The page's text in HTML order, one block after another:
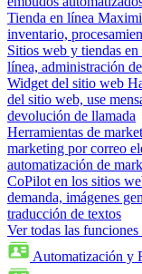
Tienda en línea
inventario,
Sitios web y tiendas
línea, administración
Widget del sitio web
del sitio web, use
devolución de llamada
Herramientas de
marketing por correo
automatización de
CoPilot en los sitios
demanda, imágenes
traducción de textos
Ver todas las
Automatización y